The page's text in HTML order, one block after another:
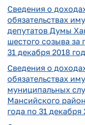
Сведения о
обязательствах
депутатов Думы
шестого созыва за
31 декабря 2018
Сведения о
обязательствах
муниципальных
Мансийского
года по 31 декабря